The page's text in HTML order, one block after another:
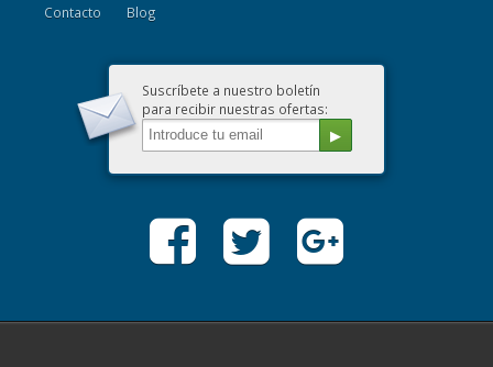
Contacto
Blog
Suscríbete a nuestro boletín
para recibir nuestras ofertas: